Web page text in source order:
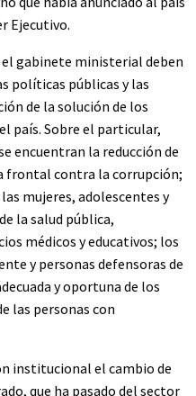
Ejecutivo.
gabinete ministerial deben
políticas públicas y las
de la solución de los
país. Sobre el particular,
encuentran la reducción de
frontal contra la corrupción;
mujeres, adolescentes y
la salud pública,
médicos y educativos; los
y personas defensoras de
y oportuna de los
las personas con
institucional el cambio de
que ha pasado del sector